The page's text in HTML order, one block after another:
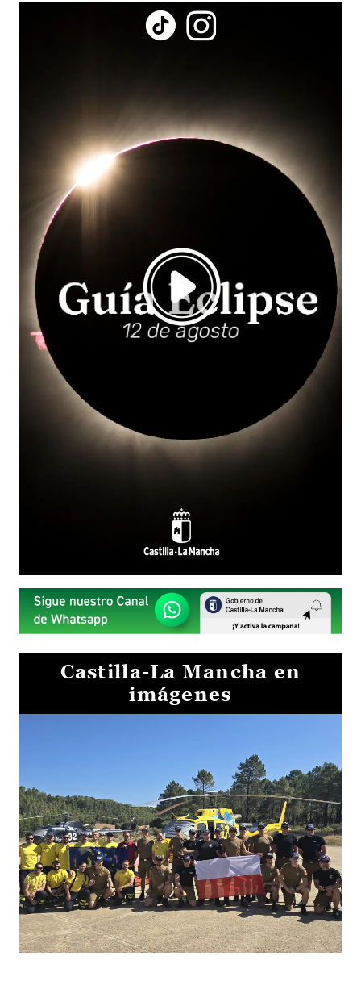
Castilla-La Mancha en
imágenes